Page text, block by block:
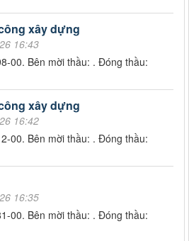
xây dựng
16:43
00. Bên mời thầu: . Đóng thầu:
xây dựng
16:42
00. Bên mời thầu: . Đóng thầu:
16:35
00. Bên mời thầu: . Đóng thầu: